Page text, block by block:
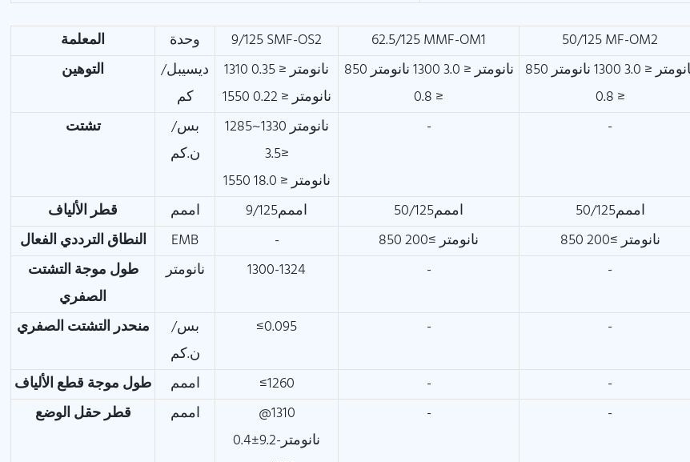
المعلمة وحدة 9/125 SMF-OS2 62.5/125 MMF-OM1 50/125 MF-OM2
التوهين
ديسيبل/
كم
1310 نانومتر ≤ 0.35
1550 نانومتر ≤ 0.22
850 نانومتر ≤ 3.0 1300 نانومتر
≤ 0.8
850 نانومتر ≤ 3.0 1300 نانومتر
≤ 0.8
تشتت
بس/
ن.كم
1285~1330 نانومتر
≤3.5
1550 نانومتر ≤ 18.0
- -
قطر الألياف اممم اممم9/125 اممم50/125 اممم50/125
النطاق الترددي الفعال
EMB - 850 نانومتر ≥200 850 نانومتر ≥200
طول موجة التشتت
الصفري
نانومتر 1300-1324 - -
منحدر التشتت الصفري
بس/
ن.كم
≤0.095 - -
طول موجة قطع الألياف اممم ≤1260 - -
قطر حقل الوضع
اممم
@1310
نانومتر-9.2±0.4
- -